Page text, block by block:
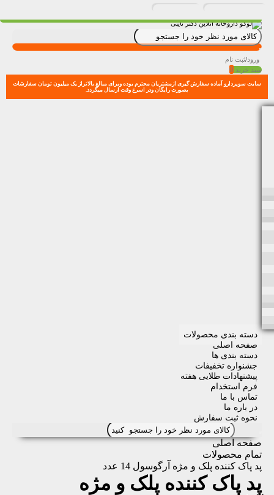
ورود/ثبت نام
سبد خرید 0
سایت سوپردارو آماده سفارش گیری ازمشتریان محترم بوده وبرای مبالغ بالاتراز یک میلیون تومان سفارشات
بصورت رایگان ودر اسرع وقت ارسال میگردد.
دسته بندی محصولات
صفحه اصلی
دسته بندی ها
جشنواره تخفیفات
پیشنهادات طلایی هفته
فرم استخدام
تماس با ما
در باره ما
نحوه ثبت سفارش
صفحه اصلی
تمام محصولات
پد پاک کننده پلک و مژه آرگوسول 14 عدد
پد پاک کننده پلک و مژه